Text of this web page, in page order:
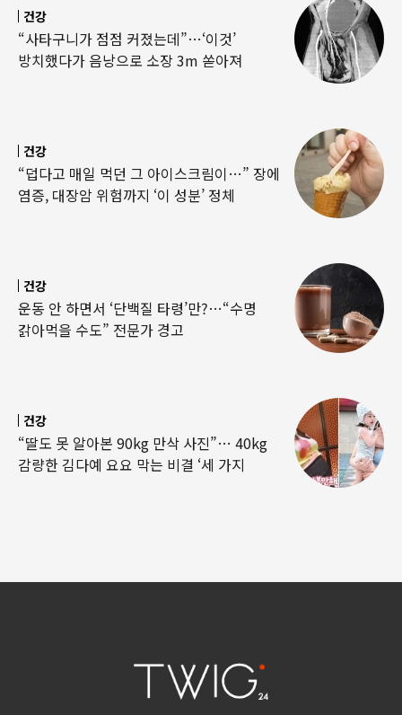
건강
“사타구니가 점점 커졌는데”…‘이것’
방치했다가 음낭으로 소장 3m 쏟아져
건강
“덥다고 매일 먹던 그 아이스크림이…” 장에
염증, 대장암 위험까지 ‘이 성분’ 정체
건강
운동 안 하면서 ‘단백질 타령’만?…“수명
갉아먹을 수도” 전문가 경고
건강
“딸도 못 알아본 90kg 만삭 사진”… 40kg
감량한 김다예 요요 막는 비결 ‘세 가지